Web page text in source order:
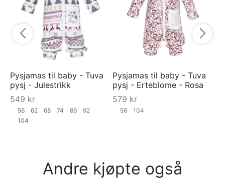
Pysjamas til baby - Tuva
pysj - Julestrikk
549 kr
56 62 68 74 86
92
104
Pysjamas til baby - Tuva
pysj - Erteblome - Rosa
579 kr
56 104
Andre kjøpte også